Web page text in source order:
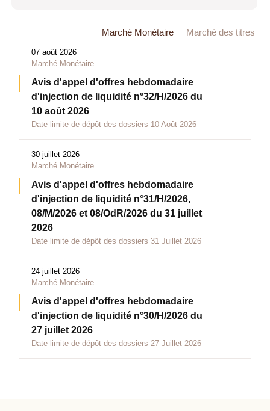
Marché Monétaire Marché des titres
07 août 2026
Marché Monétaire
Avis d'appel d'offres hebdomadaire
d'injection de liquidité n°32/H/2026 du
10 août 2026
Date limite de dépôt des dossiers 10 Août 2026
30 juillet 2026
Marché Monétaire
Avis d'appel d'offres hebdomadaire
d'injection de liquidité n°31/H/2026,
08/M/2026 et 08/OdR/2026 du 31 juillet
2026
Date limite de dépôt des dossiers 31 Juillet 2026
24 juillet 2026
Marché Monétaire
Avis d'appel d'offres hebdomadaire
d'injection de liquidité n°30/H/2026 du
27 juillet 2026
Date limite de dépôt des dossiers 27 Juillet 2026